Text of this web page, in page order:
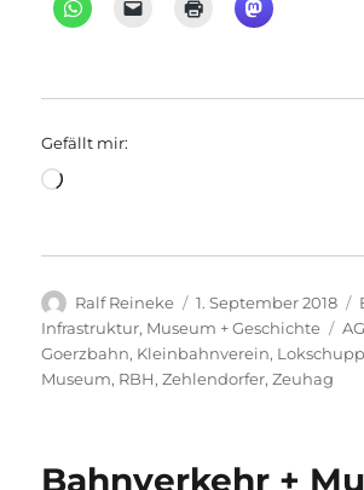
Gefällt mir:
Wird
Autor
Ralf Reineke
Veröffentlicht
am
1. September 2018
Infrastruktur, Museum + Geschichte
Goerzbahn, Kleinbahnverein,
Museum, RBH,Zehlendorfer,Zeuhag
Bahnverkehr +